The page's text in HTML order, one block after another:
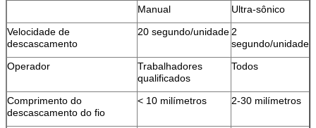
Manual
Ultra-sônico
Velocidade de
descascamento
20 segundo/unidade 2
segundo/unidade
Operador
Trabalhadores
qualificados
Todos
Comprimento do
descascamento do fio
< 10 milímetros 2-30 milímetros